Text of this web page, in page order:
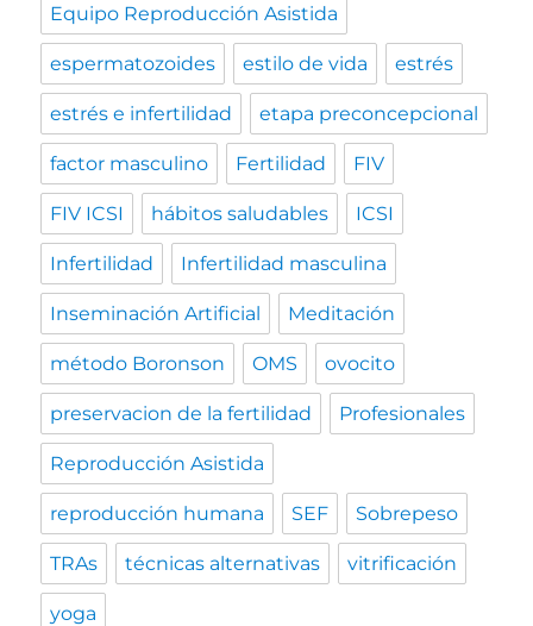
Equipo Reproducción Asistida
espermatozoides estilo de vida estrés
estrés e infertilidad etapa preconcepcional
factor masculino Fertilidad FIV
FIV ICSI hábitos saludables ICSI
Infertilidad Infertilidad masculina
Inseminación Artificial Meditación
método Boronson OMS ovocito
preservacion de la fertilidad Profesionales
Reproducción Asistida
reproducción humana SEF Sobrepeso
TRAs técnicas alternativas vitrificación
yoga